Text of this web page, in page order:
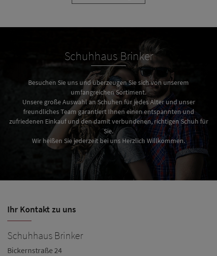
Schuhhaus Brinker
Besuchen Sie uns und überzeugen Sie sich von unserem
umfangreichen Sortiment.
Unsere große Auswahl an Schuhen für jedes Alter und unser
freundliches Team garantiert Ihnen einen entspannten und
zufriedenen Einkauf und den damit verbundenen, richtigen Schuh für
Sie.
Wir heißen Sie jederzeit bei uns Herzlich Willkommen.
Ihr Kontakt zu uns
Schuhhaus Brinker
Bickernstraße 24